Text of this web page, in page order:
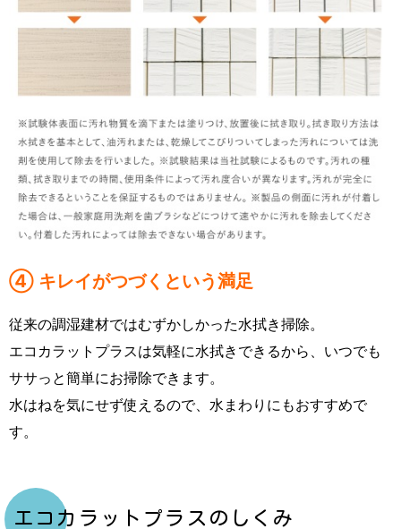
④ キレイがつづくという満足
従来の調湿建材ではむずかしかった水拭き掃除。
エコカラットプラスは気軽に水拭きできるから、いつでも
ササっと簡単にお掃除できます。
水はねを気にせず使えるので、水まわりにもおすすめで
す。
エコカラットプラスのしくみ